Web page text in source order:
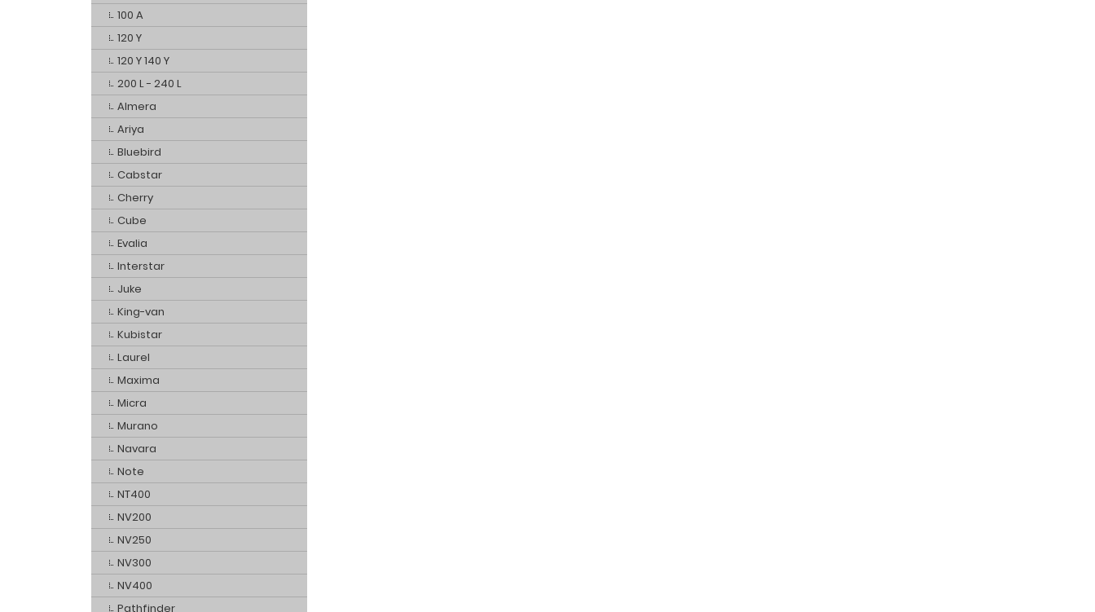
100 A
120 Y
120 Y 140 Y
200 L - 240 L
Almera
Ariya
Bluebird
Cabstar
Cherry
Cube
Evalia
Interstar
Juke
King-van
Kubistar
Laurel
Maxima
Micra
Murano
Navara
Note
NT400
NV200
NV250
NV300
NV400
Pathfinder